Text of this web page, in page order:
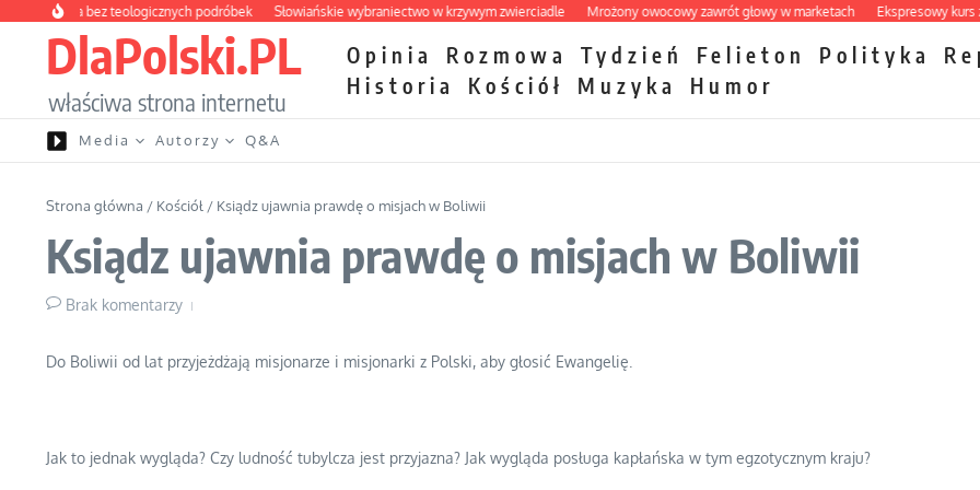
Przejdź do treścibez teologicznych podróbek Słowiańskie wybraniectwo w krzywym zwierciadle Mrożony owocowy zawrót głowy w marketach Ekspresowy kurs
DlaPolski.PL
właściwa strona internetu
Opinia Rozmowa Tydzień Felieton Polityka
Historia
Kościół Muzyka Humor
Media Autorzy Q&A
Strona główna / Kościół / Ksiądz ujawnia prawdę o misjach w Boliwii
Ksiądz ujawnia prawdę o misjach w Boliwii
Brak komentarzy
Do Boliwii od lat przyjeżdżają misjonarze i misjonarki z Polski, aby głosić Ewangelię.
Jak to jednak wygląda? Czy ludność tubylcza jest przyjazna? Jak wygląda posługa kapłańska w tym egzotycznym kraju?